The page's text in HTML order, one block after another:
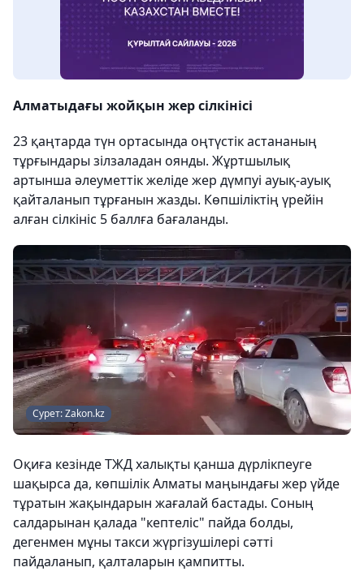
Алматыдағы жойқын жер сілкінісі
23 қаңтарда түн ортасында оңтүстік астананың
тұрғындары зілзаладан оянды. Жұртшылық
артынша әлеуметтік желіде жер дүмпуі ауық-ауық
қайталанып тұрғанын жазды. Көпшіліктің үрейін
алған сілкініс 5 баллға бағаланды.
Сурет: Zakon.kz
Оқиға кезінде ТЖД халықты қанша дүрлікпеуге
шақырса да, көпшілік Алматы маңындағы жер үйде
тұратын жақындарын жағалай бастады. Соның
салдарынан қалада "кептеліс" пайда болды,
дегенмен мұны такси жүргізушілері сәтті
пайдаланып, қалталарын қампитты.